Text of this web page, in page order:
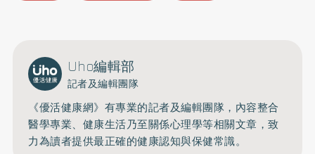
Uho編輯部
記者及編輯團隊
《優活健康網》有專業的記者及編輯團隊，內容整合
醫學專業、健康生活乃至關係心理學等相關文章，致
力為讀者提供最正確的健康認知與保健常識。